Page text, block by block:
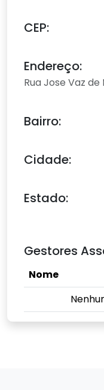
CEP:
Endereço:
Rua Jose Vaz
Bairro:
Cidade:
Estado:
Gestores
Nome